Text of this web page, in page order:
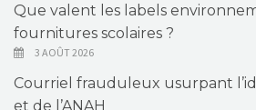
Que valent les labels
fournitures scolaires ?
3 AOÛT 2026
Courriel frauduleux usurpant
et de l’ANAH